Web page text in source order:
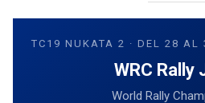
TC19 NUKATA 2 · DEL 28 AL
WRC Rally
World Rally